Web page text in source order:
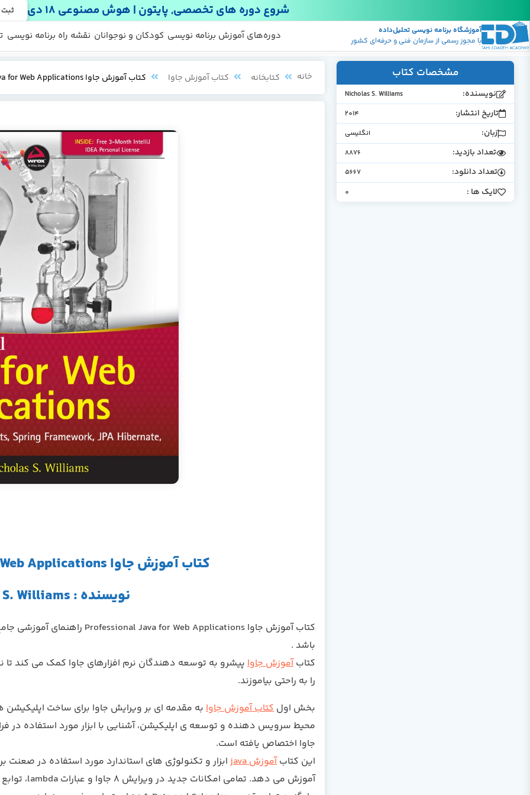
شروع دوره های تخصصی, پایتون | هوش مصنوعی 18 دی
آموزشگاه برنامه نویسی تحلیل‌داده
با مجوز رسمی از سازمان فنی و حرفه‌ای کشور
دوره‌های آموزش برنامه نویسی
پکیج ها
منابع رایگان کودکان و نوجوانان نقشه راه برنامه نویسی
مشخصات کتاب
نویسنده: Nicholas S. Williams
تاریخ انتشار: 2014
زبان: انگلیسی
تعداد بازدید: 8876
تعداد دانلود: 5667
لایک ها : 0
خانه کتابخانه کتاب آموزش جاوا کتاب آموزش جاوا Professional Java for Web Applications
کتاب آموزش جاوا Professional Java for Web Applications
نویسنده : Nicholas S. Williams
کتاب آموزش جاوا Professional Java for Web Applications
باشد .
کتابآموزش جاواپیشرو به توسعه دهندگان نرم افزارهای جاوا کمک می کند
را به راحتی بیاموزند.
بخش اول کتاب آموزش جاوا
محیط سرویس دهنده و توسعه ی اپلیکیشن، آشنایی با ابزار مورد استفاده در
جاوا اختصاص یافته است.
این کتابآموزش java ابزار و تکنولوژی های استاندارد مورد استفاده در